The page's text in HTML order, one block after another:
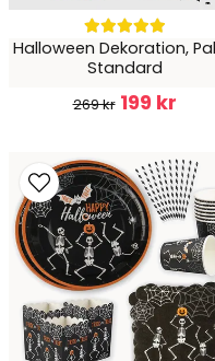
Halloween Dekoration,
Standard
269 kr 199 kr